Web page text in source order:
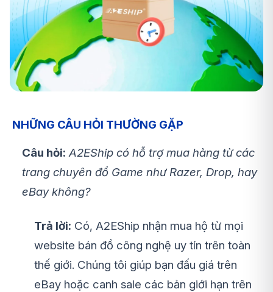
NHỮNG CÂU HỎI THƯỜNG GẶP
Câu hỏi: A2EShip có hỗ trợ mua hàng từ các
trang chuyên đồ Game như Razer, Drop, hay
eBay không?
Trả lời: Có, A2EShip nhận mua hộ từ mọi
website bán đồ công nghệ uy tín trên toàn
thế giới. Chúng tôi giúp bạn đấu giá trên
eBay hoặc canh sale các bản giới hạn trên